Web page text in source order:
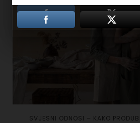
SVJESNI ODNOSI – KAKO